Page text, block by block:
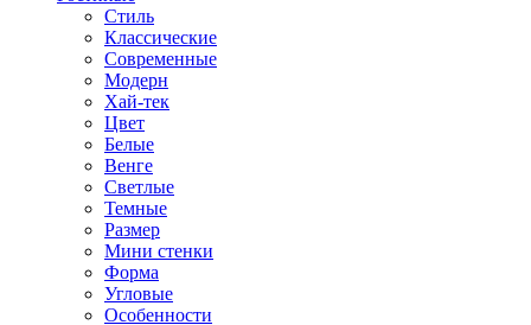
Стиль
Классические
Современные
Модерн
Хай-тек
Цвет
Белые
Венге
Светлые
Темные
Размер
Мини стенки
Форма
Угловые
Особенности